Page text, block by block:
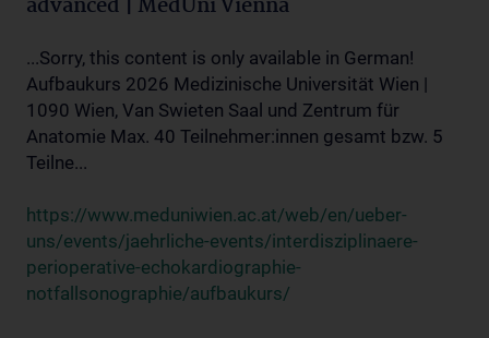
advanced | MedUni Vienna
...Sorry, this content is only available in German!
Aufbaukurs 2026 Medizinische Universität Wien |
1090 Wien, Van Swieten Saal und Zentrum für
Anatomie Max. 40 Teilnehmer:innen gesamt bzw. 5
Teilne...
https://www.meduniwien.ac.at/web/en/ueber-
uns/events/jaehrliche-events/interdisziplinaere-
perioperative-echokardiographie-
notfallsonographie/aufbaukurs/